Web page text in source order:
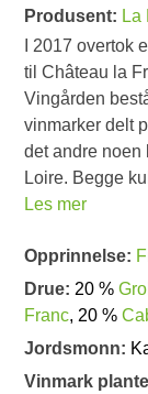
Produsent: La
I 2017 overtok
til Château la
Vingården
vinmarker delt
det andre noen
Loire. Begge
Les mer
Opprinnelse:
Drue: 20 %
Franc, 20 %
Jordsmonn:
Vinmark